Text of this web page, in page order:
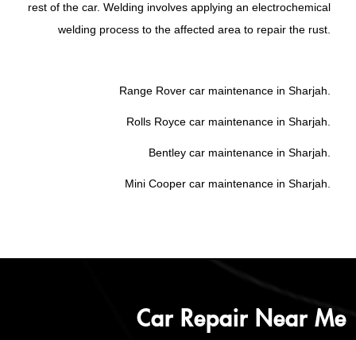
rest of the car. Welding involves applying an electrochemical
welding process to the affected area to repair the rust.
Range Rover car maintenance in Sharjah.
Rolls Royce car maintenance in Sharjah.
Bentley car maintenance in Sharjah.
Mini Cooper car maintenance in Sharjah.
Car Repair Near Me